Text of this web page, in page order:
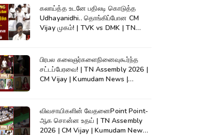
கலாய்த்த உடனே பதிலடி கொடுத்த
Udhayanidhi.. தொங்கிப்போன CM
Vijay முகம்! | TVK vs DMK | TN
பிரபல கலைஞர்களைநினைவுகூர்ந்த
சட்டப்பேரவை! | TN Assembly 2026 |
CM Vijay | Kumudam News |
விவசாயிகளின் வேதனைPoint Point-
ஆக சொன்ன உதய் | TN Assembly
2026 | CM Vijay | Kumudam News |